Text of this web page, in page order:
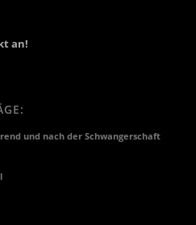
an!
und nach der Schwangerschaft